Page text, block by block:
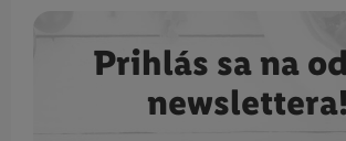
Prihlás sa na
newslettera!